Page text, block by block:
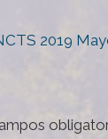
2019